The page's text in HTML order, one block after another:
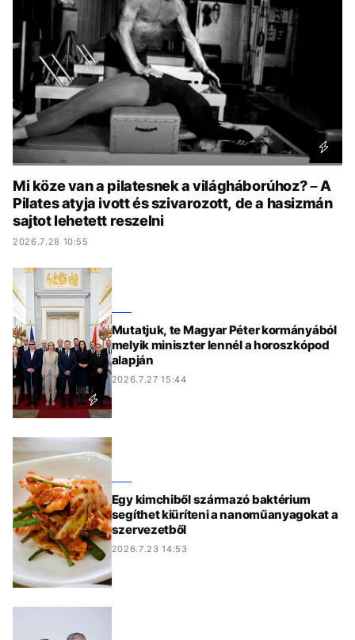
KÖZÉLET UTAZÁS
ÉLETMÓD DESIGN
BESZÉLGETÉSEK ARCOK
VIDEÓ TÖRTÉNETEK
GASZTRO
Mi köze van a pilatesnek a világháborúhoz? – A
Pilates atyja ivott és szivarozott, de a hasizmán
sajtot lehetett reszelni
2026.7.28 10:55
Mutatjuk, te Magyar Péter kormányából
melyik miniszter lennél a horoszkópod
alapján
2026.7.27 15:44
Egy kimchiből származó baktérium
segíthet kiüríteni a nanoműanyagokat a
szervezetből
2026.7.23 14:53